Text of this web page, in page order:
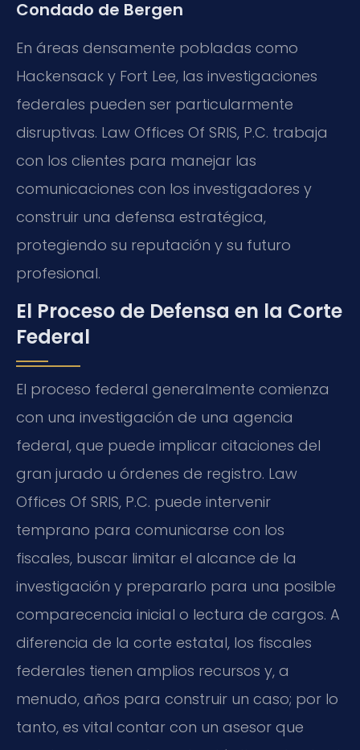
Condado de Bergen
En áreas densamente pobladas como
Hackensack y Fort Lee, las investigaciones
federales pueden ser particularmente
disruptivas. Law Offices Of SRIS, P.C. trabaja
con los clientes para manejar las
comunicaciones con los investigadores y
construir una defensa estratégica,
protegiendo su reputación y su futuro
profesional.
El Proceso de Defensa en la Corte
Federal
El proceso federal generalmente comienza
con una investigación de una agencia
federal, que puede implicar citaciones del
gran jurado u órdenes de registro. Law
Offices Of SRIS, P.C. puede intervenir
temprano para comunicarse con los
fiscales, buscar limitar el alcance de la
investigación y prepararlo para una posible
comparecencia inicial o lectura de cargos. A
diferencia de la corte estatal, los fiscales
federales tienen amplios recursos y, a
menudo, años para construir un caso; por lo
tanto, es vital contar con un asesor que